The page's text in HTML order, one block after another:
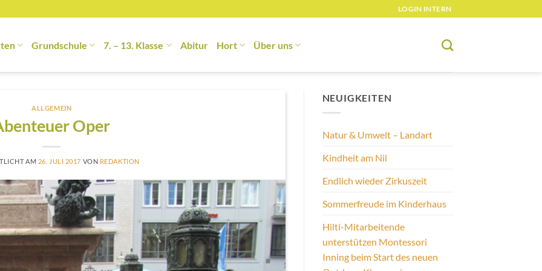
LOGIN INTERN
Grundschule 7. – 13. Klasse Abitur Hort Über uns
ALLGEMEIN
Oper
AM 26. JULI 2017 VON REDAKTION
NEUIGKEITEN
Natur & Umwelt – Landart
Kindheit am Nil
Endlich wieder Zirkuszeit
Sommerfreude im Kinderhaus
Hilti-Mitarbeitende
unterstützen Montessori
Inning beim Start des neuen